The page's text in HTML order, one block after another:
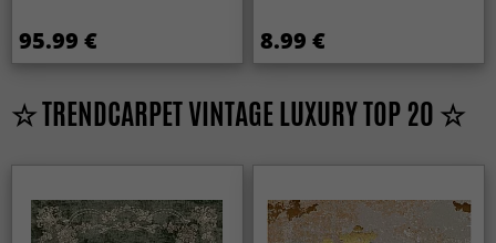
95.99 € 8.99 €
☆ TRENDCARPET VINTAGE LUXURY TOP 20 ☆